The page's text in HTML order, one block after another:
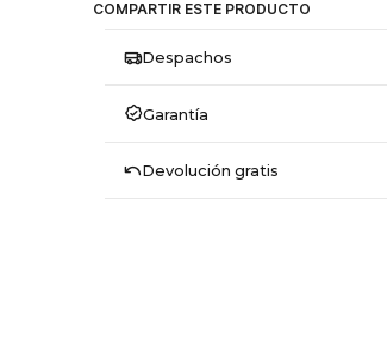
COMPARTIR ESTE PRODUCTO
Despachos
Garantía
Devolución gratis